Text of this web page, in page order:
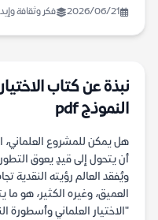
2026/06/21 فكر وثقافة
نبذة عن كتاب
النموذج pdf
هل يمكن للمشروع العلماني،
أن يتحول إلى قيدٍ يعوق
ويُفقد العالم رؤيته النقدية
العميق، وغيره الكثير، هو
"الاختيار العلماني وأسطورة